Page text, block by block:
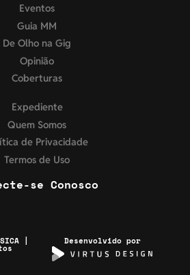
Eventos
Guia MM
De Olho na Gig
Opinião
Coberturas
Expediente
Quem Somos
de Privacidade
Termos de Uso
se Conosco
| Desenvolvido por